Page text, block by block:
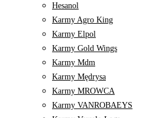
Hesanol
Karmy Agro King
Karmy Elpol
Karmy Gold Wings
Karmy Mdm
Karmy Mędrysa
Karmy MROWCA
Karmy VANROBAEYS